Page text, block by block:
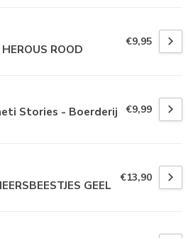
ROOD €9,95
Stories - Boerderij €9,99
GEEL €13,90